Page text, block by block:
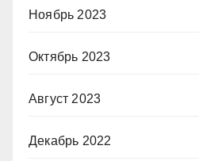
Ноябрь 2023
Октябрь 2023
Август 2023
Декабрь 2022